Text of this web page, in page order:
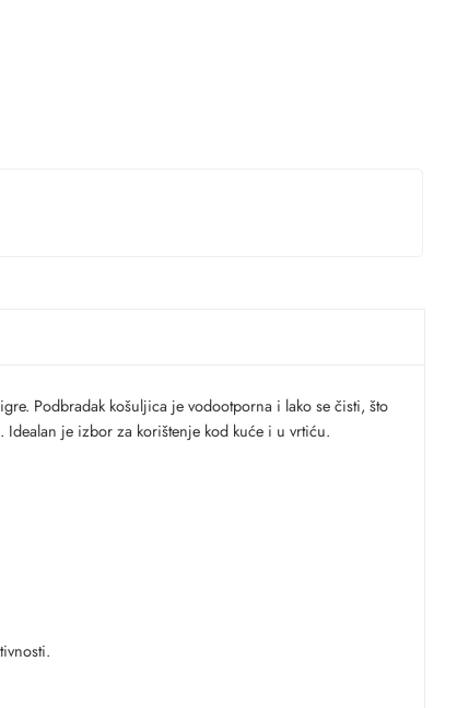
Podbradak košuljica je vodootporna i lako se čisti, što
je izbor za korištenje kod kuće i u vrtiću.